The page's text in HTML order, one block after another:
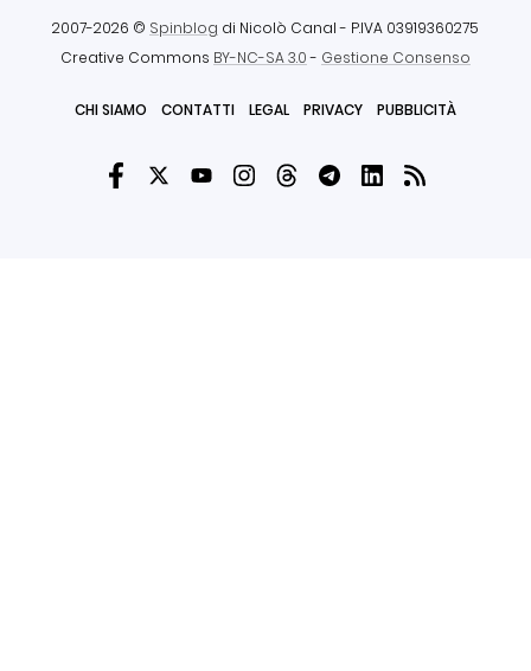
2007-2026 © Spinblog di Nicolò Canal - P.IVA 03919360275
Creative Commons BY-NC-SA 3.0- Gestione Consenso
CHI SIAMO CONTATTI LEGAL PRIVACY PUBBLICITÀ